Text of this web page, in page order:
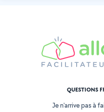
QUESTIONS
Je n'arrive pas à